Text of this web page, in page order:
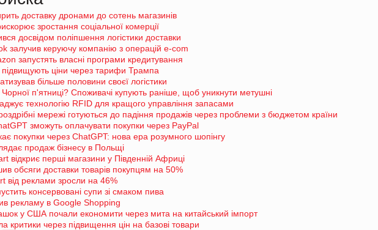
доставку дронами до сотень магазинів
зростання соціальної комерції
досвідом поліпшення логістики доставки
залучив керуючу компанію з операцій e-com
запустять власні програми кредитування
підвищують ціни через тарифи Трампа
більше половини своєї логістики
п'ятниці? Споживачі купують раніше, щоб уникнути метушні
технологію RFID для кращого управління запасами
мережі готуються до падіння продажів через проблеми з бюджетом країни
зможуть оплачувати покупки через PayPal
покупки через ChatGPT: нова ера розумного шопінгу
продаж бізнесу в Польщі
відкриє перші магазини у Південній Африці
обсяги доставки товарів покупцям на 50%
від реклами зросли на 46%
консервовані супи зі смаком пива
рекламу в Google Shopping
у США почали економити через мита на китайський імпорт
критики через підвищення цін на базові товари